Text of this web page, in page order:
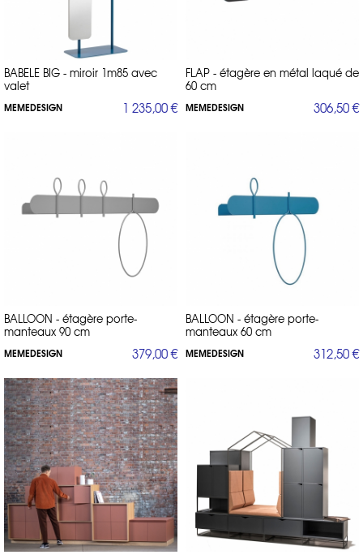
BABELE BIG - miroir 1m85 avec
valet
MEMEDESIGN 1 235,00 €
FLAP - étagère en métal laqué de
60 cm
MEMEDESIGN 306,50 €
BALLOON - étagère porte-
manteaux 90 cm
MEMEDESIGN 379,00 €
BALLOON - étagère porte-
manteaux 60 cm
MEMEDESIGN 312,50 €